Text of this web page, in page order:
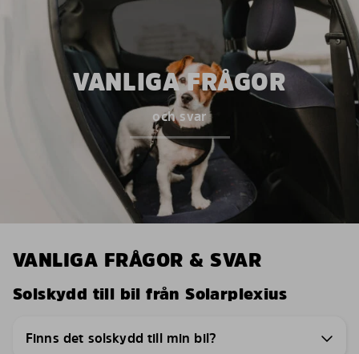
VANLIGA FRÅGOR
och svar
VANLIGA FRÅGOR & SVAR
Solskydd till bil från Solarplexius
Finns det solskydd till min bil?